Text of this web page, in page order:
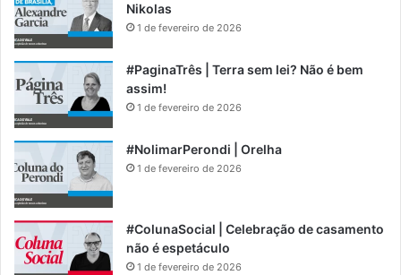
Nikolas
1 de fevereiro de 2026
#PaginaTrês | Terra sem lei? Não é bem
assim!
1 de fevereiro de 2026
#NolimarPerondi | Orelha
1 de fevereiro de 2026
#ColunaSocial | Celebração de casamento
não é espetáculo
1 de fevereiro de 2026